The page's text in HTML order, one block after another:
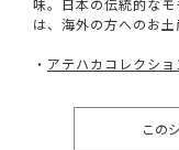
味。日本の伝統的な
は、海外の方へのお土
・ アテハカコレクシ
この